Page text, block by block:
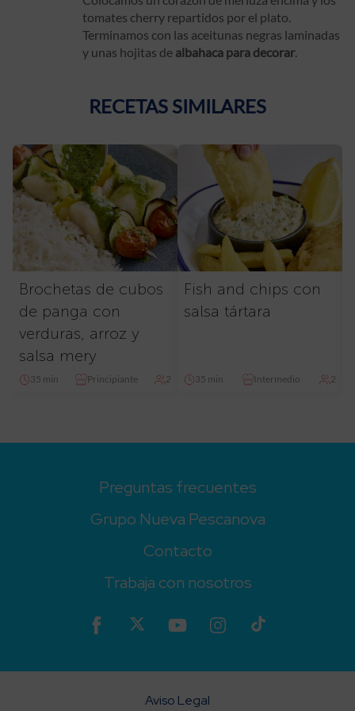
tomates cherry repartidos por el plato.
Terminamos con las aceitunas negras laminadas
y unas hojitas de albahaca para decorar.
RECETAS SIMILARES
Brochetas de cubos
de panga con
verduras, arroz y
salsa mery
35 min Principiante 2
Fish and chips con
salsa tártara
35 min Intermedio 2
Preguntas frecuentes
Grupo Nueva Pescanova
Contacto
Trabaja con nosotros
Aviso Legal